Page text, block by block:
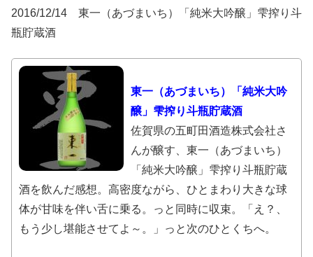
2016/12/14 東一（あづまいち）「純米大吟醸」雫搾り斗
瓶貯蔵酒
東一（あづまいち）「純米大吟
醸」雫搾り斗瓶貯蔵酒
佐賀県の五町田酒造株式会社さ
んが醸す、東一（あづまいち）
「純米大吟醸」雫搾り斗瓶貯蔵
酒を飲んだ感想。高密度ながら、ひとまわり大きな球
体が甘味を伴い舌に乗る。っと同時に収束。「え？、
もう少し堪能させてよ～。」っと次のひとくちへ。